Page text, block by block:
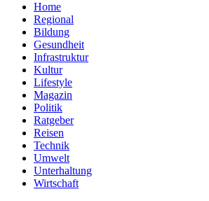
Home
Regional
Bildung
Gesundheit
Infrastruktur
Kultur
Lifestyle
Magazin
Politik
Ratgeber
Reisen
Technik
Umwelt
Unterhaltung
Wirtschaft